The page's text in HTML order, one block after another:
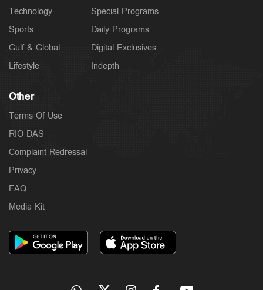
Technology
Sports
Gulf & Global
Lifestyle
Special Programs
Daily Programs
Digital Exclusives
Indepth
Other
Terms Of Use
RIO DAS
Complaint Redressal
Privacy
FAQ
Media Kit